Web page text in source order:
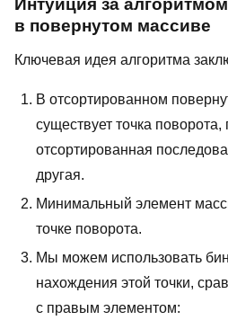
в повернутом массиве
Ключевая идея алгоритма
В отсортированном
существует точка поворота,
отсортированная
другая.
Минимальный элемент
точке поворота.
Мы можем использовать
нахождения этой точки,
с правым элементом: